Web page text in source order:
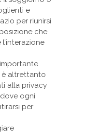
e
per riunirsi
che
è altrettanto
alla privacy
ogni
per